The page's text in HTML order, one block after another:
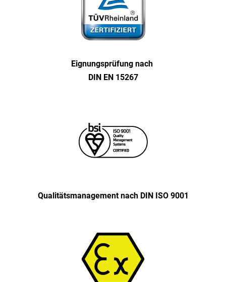
Eignungs­prüfung nach
DIN EN 15267
Qualitäts­management nach DIN ISO 9001